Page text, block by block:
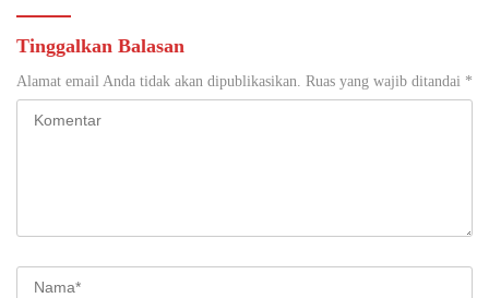
Tinggalkan Balasan
Alamat email Anda tidak akan dipublikasikan. Ruas yang wajib ditandai *